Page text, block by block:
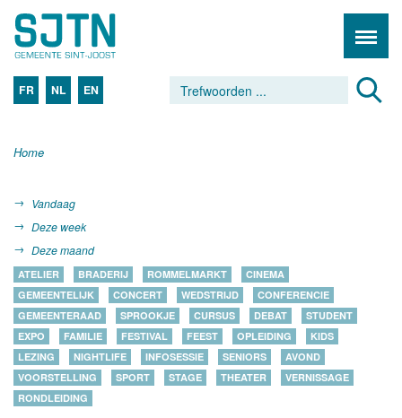
FR NL EN
Home
Vandaag
Deze week
Deze maand
ATELIER BRADERIJ ROMMELMARKT
CINEMA
GEMEENTELIJK
CONCERT WEDSTRIJD
CONFERENCIE
GEMEENTERAAD
SPROOKJE CURSUS DEBAT
STUDENT
EXPO
FAMILIE FESTIVAL FEEST OPLEIDING
KIDS
LEZING
NIGHTLIFE INFOSESSIE SENIORS
AVOND
VOORSTELLING
SPORT STAGE THEATER
VERNISSAGE
RONDLEIDING